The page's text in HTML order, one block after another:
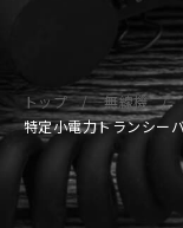
トップ 無線機
特定小電力トランシー